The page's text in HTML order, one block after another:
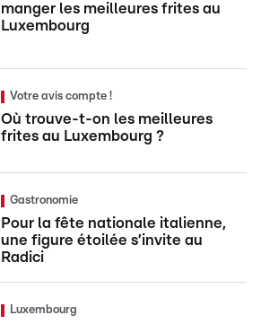
manger les meilleures frites au
Luxembourg
Votre avis compte !
Où trouve-t-on les meilleures
frites au Luxembourg ?
Gastronomie
Pour la fête nationale italienne,
une figure étoilée s’invite au
Radici
Luxembourg